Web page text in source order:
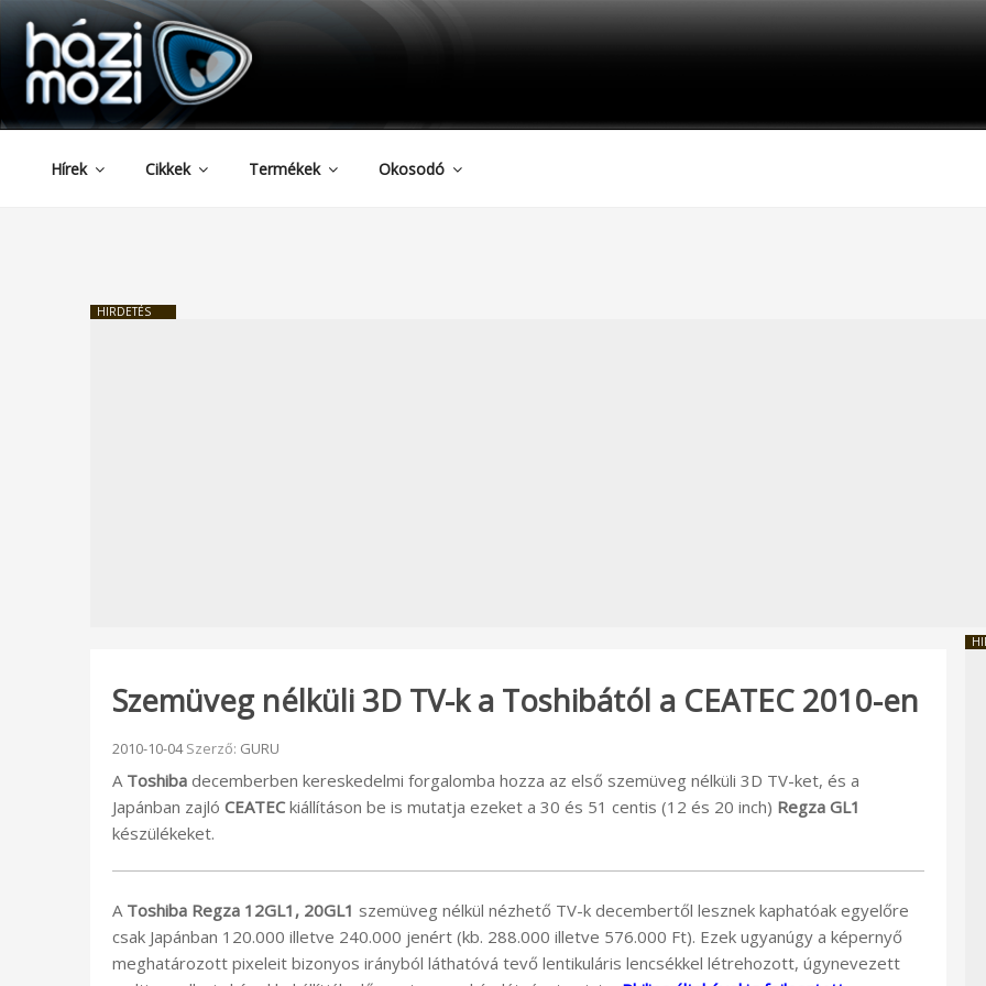
Tartalomhoz
HAZIMOZI
Hírek Cikkek Termékek Okosodó
HIRDETÉS
Szemüveg nélküli 3D TV-k a Toshibától a CEATEC 2010-en
Beküldve:
2010-10-04Szerző: GURU
A Toshiba decemberben kereskedelmi forgalomba hozza az első szemüveg nélküli 3D TV-ket, és a
Japánban zajló CEATECkiállításon be is mutatja ezeket a 30 és 51 centis (12 és 20 inch) Regza GL1
készülékeket.
A Toshiba Regza 12GL1, 20GL1 szemüveg nélkül nézhető TV-k decembertől lesznek kaphatóak egyelőre
csak Japánban 120.000 illetve 240.000 jenért (kb. 288.000 illetve 576.000 Ft). Ezek ugyanúgy a képernyő
meghatározott pixeleit bizonyos irányból láthatóvá tevő lentikuláris lencsékkel létrehozott, úgynevezett